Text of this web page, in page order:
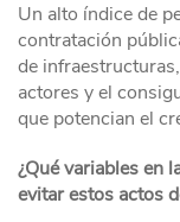
Un alto índice de
contratación
de
actores y el
que potencian el
¿Qué variables en
evitar estos actos